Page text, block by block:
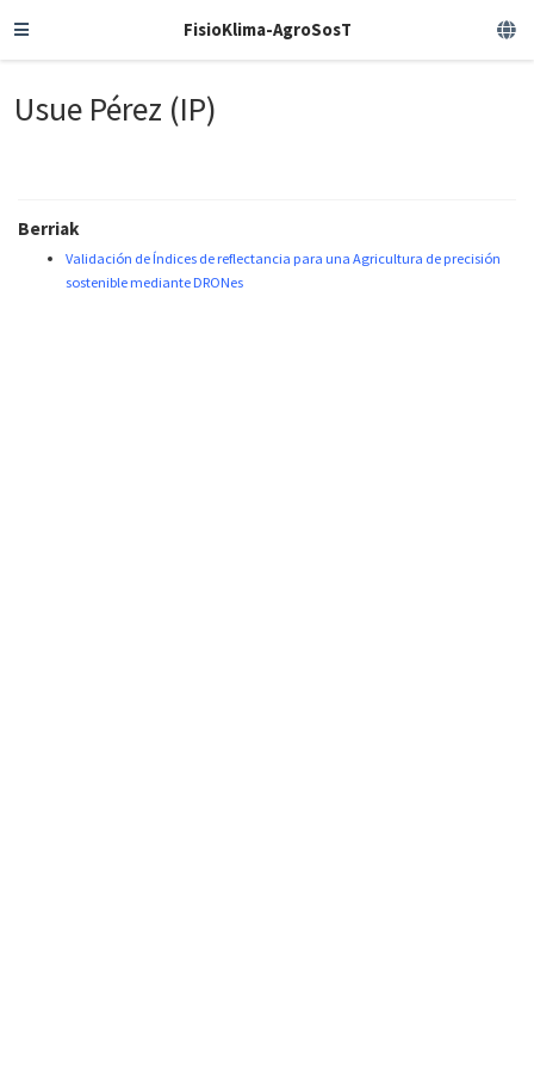
FisioKlima-AgroSosT
Usue Pérez (IP)
Berriak
Validación de Índices de reflectancia para una Agricultura de precisión
sostenible mediante DRONes